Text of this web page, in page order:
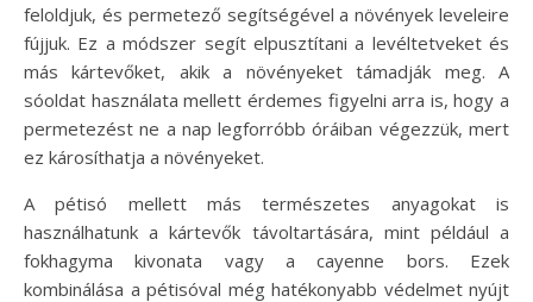
feloldjuk, és permetező segítségével a növények leveleire
fújjuk. Ez a módszer segít elpusztítani a levéltetveket és
más kártevőket, akik a növényeket támadják meg. A
sóoldat használata mellett érdemes figyelni arra is, hogy a
permetezést ne a nap legforróbb óráiban végezzük, mert
ez károsíthatja a növényeket.
A pétisó mellett más természetes anyagokat is
használhatunk a kártevők távoltartására, mint például a
fokhagyma kivonata vagy a cayenne bors. Ezek
kombinálása a pétisóval még hatékonyabb védelmet nyújt